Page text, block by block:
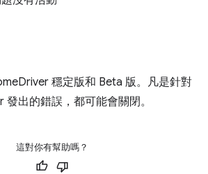
穩定版和 Beta 版。凡是針對
出的錯誤，都可能會關閉。
這對你有幫助嗎？